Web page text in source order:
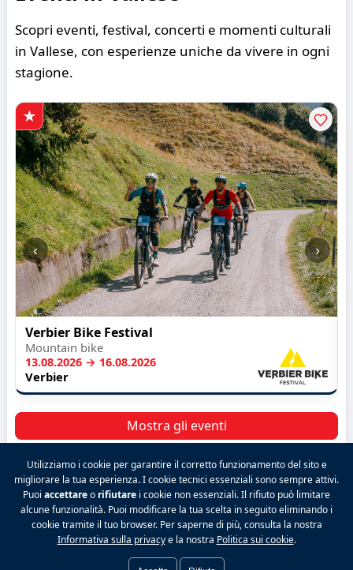
Scopri eventi, festival, concerti e momenti culturali
in Vallese, con esperienze uniche da vivere in ogni
stagione.
‹
Verbier Bike Festival
Mountain bike
13.08.2026 → 16.08.2026
Verbier
›
Mostra gli eventi
2026 VALPINA® Tutti i diritti riservati.
Politica sulla riservatezza|Condizioni generali|
Note legali|Contatto|Tariffe|Facebook
Preferenze cookie|Accedi
Utilizziamo i cookie per garantire il corretto funzionamento del sito e
migliorare la tua esperienza. I cookie tecnici essenziali sono sempre attivi.
Puoi accettareo rifiutare i cookie non essenziali. Il rifiuto può limitare
alcune funzionalità. Puoi modificare la tua scelta in seguito eliminando i
cookie tramite il tuo browser. Per saperne di più, consulta la nostra
Informativa sulla privacye la nostra Politica sui cookie.